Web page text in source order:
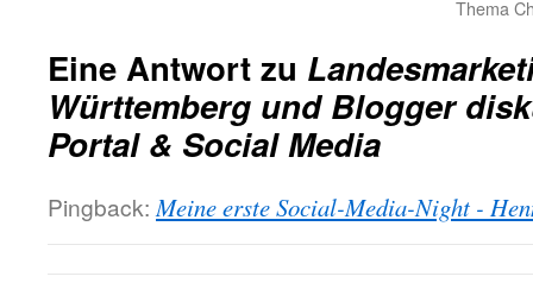
Thema
Eine Antwort zu
Württemberg und Blogger
Portal & Social Media
Pingback: Meine erste Social-Media-Night -